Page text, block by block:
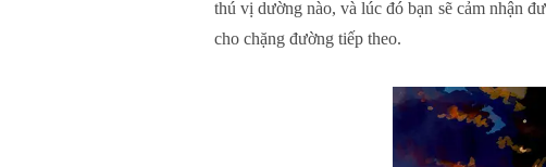
thú vị dường nào, và lúc đó bạn sẽ cảm nhận
cho chặng đường tiếp theo.